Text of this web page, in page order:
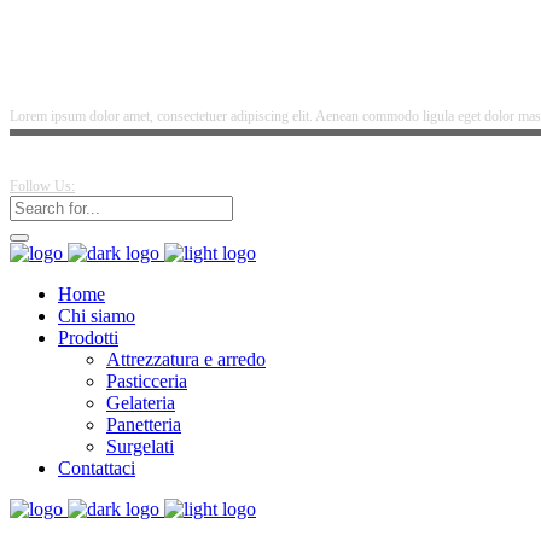
Lorem ipsum dolor amet, consectetuer adipiscing elit. Aenean commodo ligula eget dolor
Follow Us:
Home
Chi siamo
Prodotti
Attrezzatura e arredo
Pasticceria
Gelateria
Panetteria
Surgelati
Contattaci